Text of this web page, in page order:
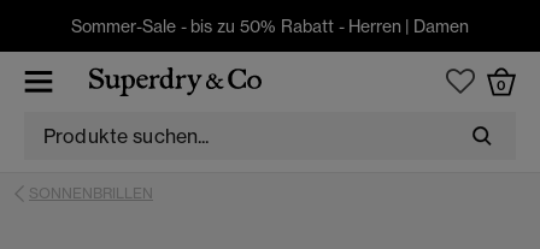
Sommer-Sale - bis zu 50% Rabatt - Herren | Damen
0
SONNENBRILLEN